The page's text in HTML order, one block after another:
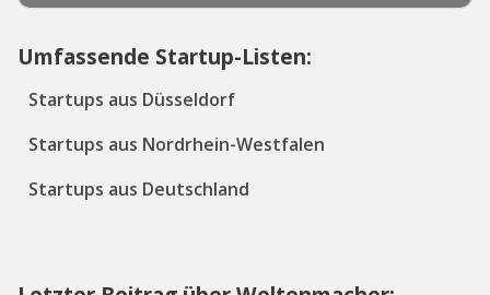
Umfassende Startup-Listen:
Startups aus Düsseldorf
Startups aus Nordrhein-Westfalen
Startups aus Deutschland